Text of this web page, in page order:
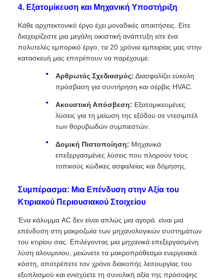
4. Εξατομίκευση και Μηχανική Υποστήριξη
Κάθε αρχιτεκτονικό έργο έχει μοναδικές απαιτήσεις. Είτε
διαχειρίζεστε μια μεγάλη οικιστική ανάπτυξη είτε ένα
πολυτελές εμπορικό έργο, τα 20 χρόνια εμπειρίας μας στην
κατασκευή μας επιτρέπουν να παρέχουμε:
Αρθρωτός Σχεδιασμός: Διασφαλίζει εύκολη
πρόσβαση για συντήρηση και σέρβις HVAC.
Ακουστική Απόσβεση: Εξατομικευμένες
λύσεις για τη μείωση της εξόδου σε ντεσιμπέλ
των θορυβωδών συμπιεστών.
Δομική Πιστοποίηση: Μηχανικά
επεξεργασμένες λύσεις που πληρούν τους
τοπικούς κώδικες ασφαλείας και δόμησης.
Συμπέρασμα: Μια Επένδυση στην Αξία του
Κτιριακού Περιουσιακού Στοιχείου
Ένα κάλυμμα AC δεν είναι απλώς μια αγορά. είναι μια
επένδυση στη μακροζωία των μηχανολογικών συστημάτων
του κτιρίου σας. Επιλέγοντας μια μηχανικά επεξεργασμένη
λύση αλουμινίου, μειώνετε τα μακροπρόθεσμα ενεργειακά
κόστη, αποτρέπετε τον χρόνο διακοπής λειτουργίας του
εξοπλισμού και ενισχύετε τη συνολική αξία της πρόσοψης